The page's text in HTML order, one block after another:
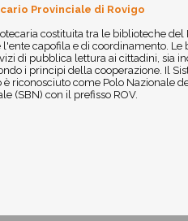
Provinciale di Rovigo
costituita tra le biblioteche del
l'ente capofila e di coordinamento. Le
di pubblica lettura ai cittadini, sia
i principi della cooperazione. Il
è riconosciuto come Polo Nazionale
(SBN) con il prefisso ROV.